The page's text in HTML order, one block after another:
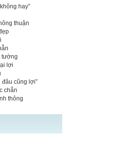
hay”
thuận
tường
lợi
đâu cũng lợi”
chắn
thông